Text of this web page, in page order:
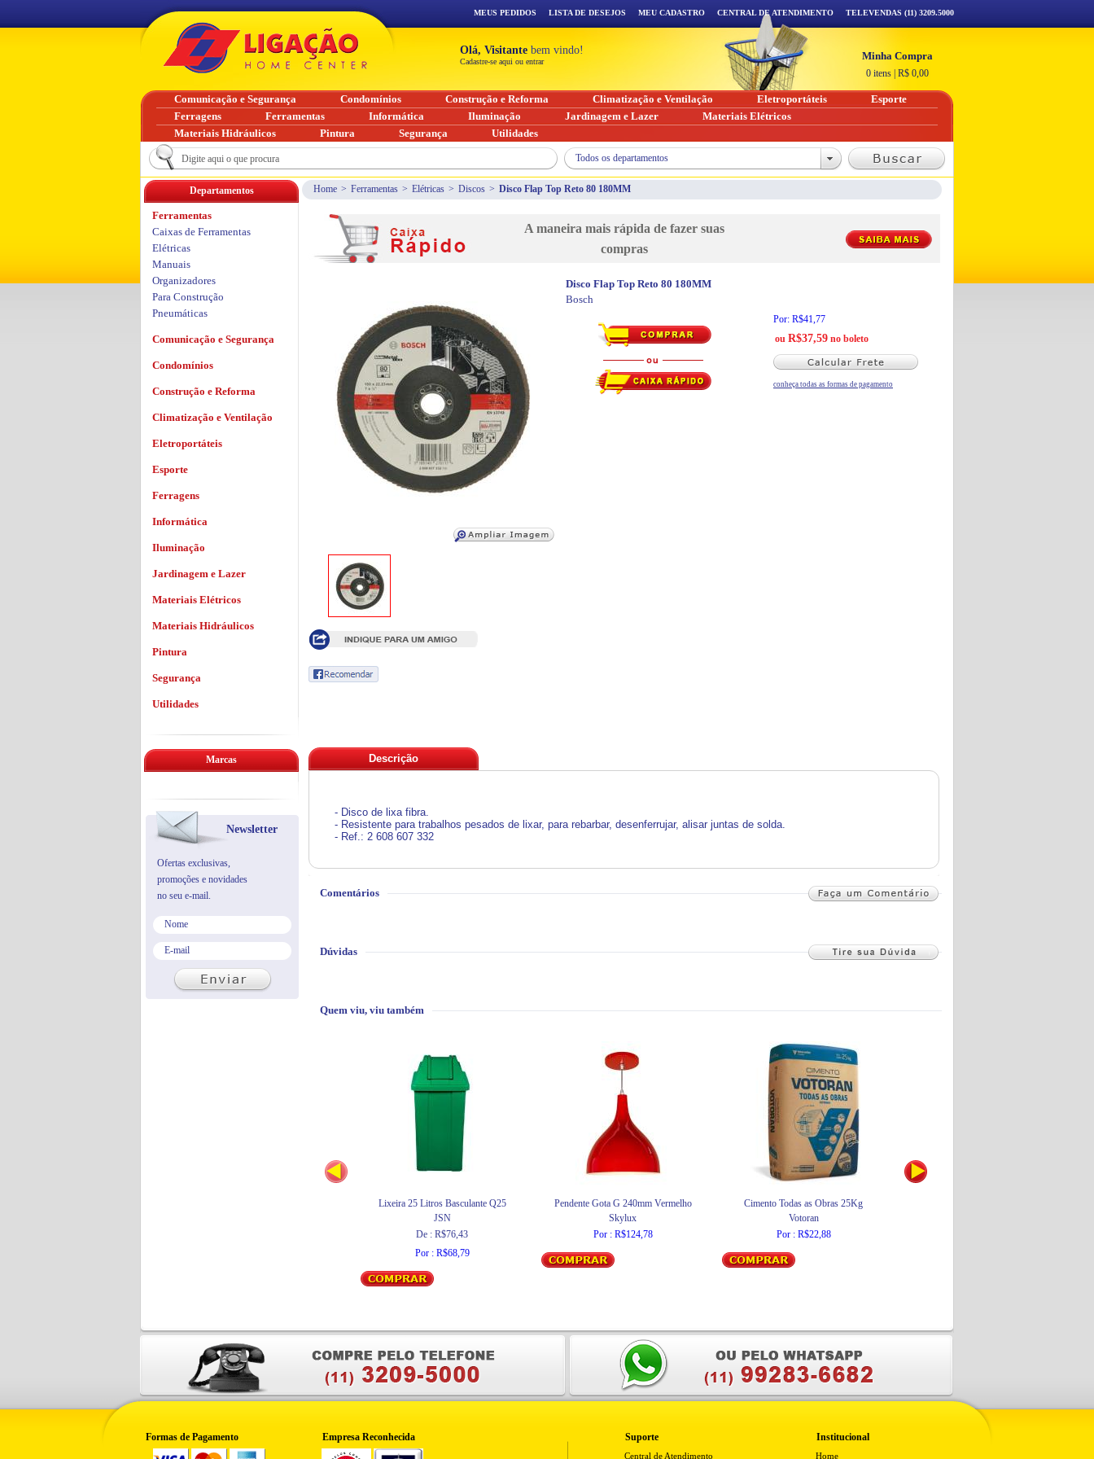
Home > Ferramentas > Elétricas > Discos > Disco Flap Top Reto 80 180MM
A maneira mais rápida de fazer suas
compras
Disco Flap Top Reto 80 180MM
Bosch
Por: R$41,77
ou R$37,59 no boleto
conheça todas as formas de pagamento
Descrição
- Disco de lixa fibra.
- Resistente para trabalhos pesados de lixar, para rebarbar, desenferrujar, alisar juntas de solda.
- Ref.: 2 608 607 332
Comentários
Dúvidas
Quem viu, viu também
Lixeira 25 Litros Basculante Q25
JSN
De : R$76,43
Por : R$68,79
Pendente Gota G 240mm Vermelho
Skylux
Por : R$124,78
Cimento Todas as Obras 25Kg
Votoran
Por : R$22,88
Departamentos
Ferramentas
Caixas de Ferramentas
Elétricas
Manuais
Organizadores
Para Construção
Pneumáticas
Comunicação e Segurança
Condomínios
Construção e Reforma
Climatização e Ventilação
Eletroportáteis
Esporte
Ferragens
Informática
Iluminação
Jardinagem e Lazer
Materiais Elétricos
Materiais Hidráulicos
Pintura
Segurança
Utilidades
Marcas
Newsletter
Ofertas exclusivas,
promoções e novidades
no seu e-mail.
MEUS PEDIDOS LISTA DE DESEJOS MEU CADASTRO CENTRAL DE ATENDIMENTO TELEVENDAS (11) 3209.5000
Olá, Visitante bem vindo!
Cadastre-se aqui ou entrar Minha Compra
0 itens R$ 0,00
Comunicação e Segurança Condomínios Construção e Reforma Climatização e Ventilação Eletroportáteis
Esporte
Ferragens
Ferramentas Informática Iluminação Jardinagem e Lazer
Materiais Elétricos
Materiais Hidráulicos
Pintura Segurança Utilidades
Todos os departamentos
Formas de Pagamento Empresa Reconhecida Suporte
Central de Atendimento
Institucional
Home